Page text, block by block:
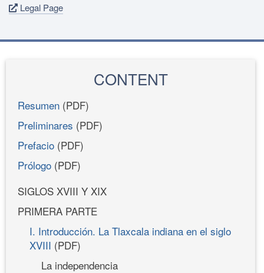
Legal Page
CONTENT
Resumen (PDF)
Preliminares (PDF)
Prefacio (PDF)
Prólogo (PDF)
SIGLOS XVIII Y XIX
PRIMERA PARTE
I. Introducción. La Tlaxcala indiana en el siglo
XVIII (PDF)
La independencia